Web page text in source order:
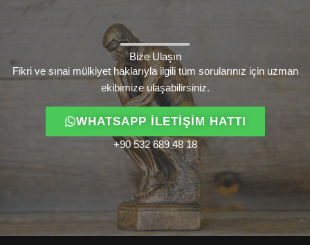
Bize Ulaşın
Fikri ve sınai mülkiyet haklarıyla ilgili tüm sorularınız için uzman
ekibimize ulaşabilirsiniz.
WHATSAPP İLETIŞIM HATTI
+90 532 689 48 18